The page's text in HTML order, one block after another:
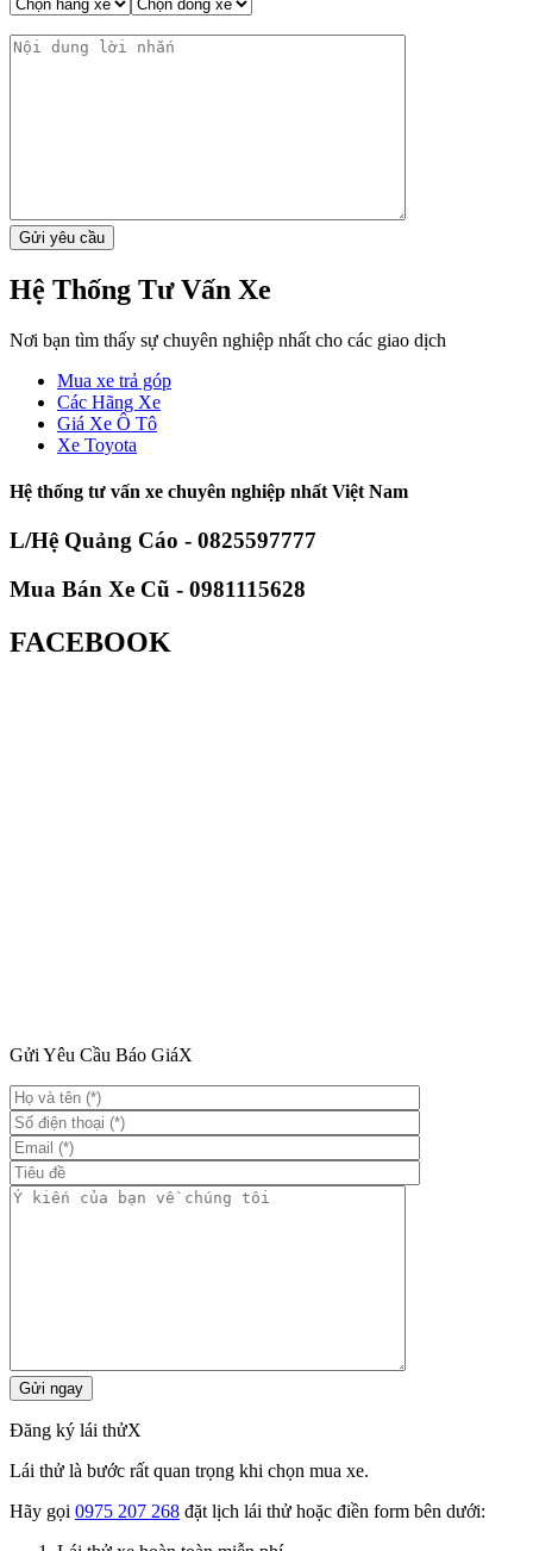
Hệ Thống Tư Vấn Xe
Nơi bạn tìm thấy sự chuyên nghiệp nhất cho các giao dịch
Mua xe trả góp
Các Hãng Xe
Giá Xe Ô Tô
Xe Toyota
Hệ thống tư vấn xe chuyên nghiệp nhất Việt Nam
L/Hệ Quảng Cáo - 0825597777
Mua Bán Xe Cũ - 0981115628
FACEBOOK
Gửi Yêu Cầu Báo GiáX
Đăng ký lái thửX
Lái thử là bước rất quan trọng khi chọn mua xe.
Hãy gọi 0975 207 268 đặt lịch lái thử hoặc điền form bên dưới: